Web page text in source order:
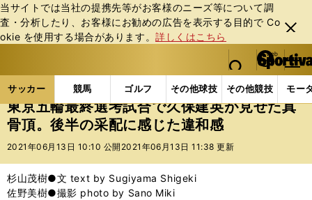
当サイトでは当社の提携先等がお客様のニーズ等について調
査・分析したり、お客様にお勧めの広告を表⽰する⽬的で Co
okie を使⽤する場合があります。詳しくはこちら
閉じ
る
web Sportiva (webスポルティーバ)
検索
マイペ
ー
ジ
メニュ
サッカー 競馬 ゴルフ その他球技 その他競技 モー
ス
ポ
ル
バ
サッカーの記事一覧 サッカー代表 日本代表 東
東京五輪最終選考試合で久保建英が見せた真
骨頂。後半の采配に感じた違和感
2021年06月13日 10:10 公開 2021年06月13日 11:38 更新
杉山茂樹●文 text by Sugiyama Shigeki
佐野美樹●撮影 photo by Sano Miki